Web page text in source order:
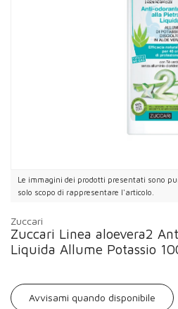
Le immagini dei prodotti presentati sono
solo scopo di rappresentare l'articolo.
Zuccari
Zuccari Linea aloevera2
Liquida Allume Potassio
Avvisami quando disponibile